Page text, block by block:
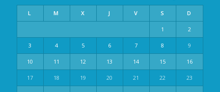
L M X J V S D
1 2
3 4 5 6 7 8 9
10 11 12 13 14 15 16
17 18 19 20 21 22 23